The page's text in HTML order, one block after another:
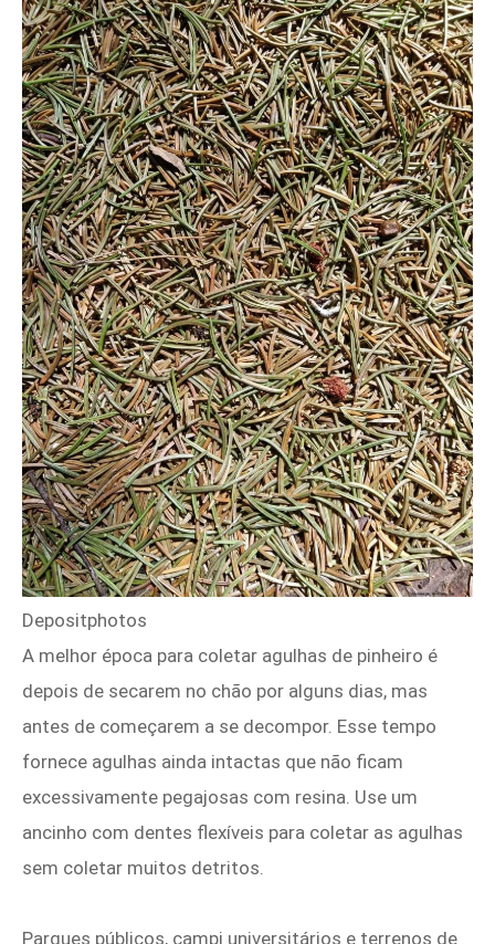
Depositphotos
A melhor época para coletar agulhas de pinheiro é
depois de secarem no chão por alguns dias, mas
antes de começarem a se decompor. Esse tempo
fornece agulhas ainda intactas que não ficam
excessivamente pegajosas com resina. Use um
ancinho com dentes flexíveis para coletar as agulhas
sem coletar muitos detritos.
Parques públicos, campi universitários e terrenos de